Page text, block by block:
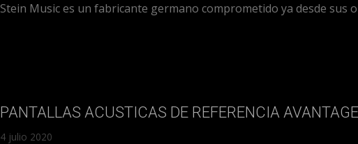
Stein Music es un fabricante germano comprometido ya desde sus
PANTALLAS ACUSTICAS DE REFERENCIA
4 julio 2020